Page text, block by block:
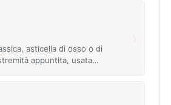
asticella di osso o di
appuntita, usata…